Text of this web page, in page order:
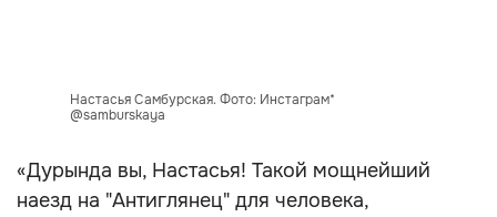
Настасья Самбурская. Фото: Инстаграм*
@samburskaya
«Дурында вы, Настасья! Такой мощнейший
наезд на "Антиглянец" для человека,